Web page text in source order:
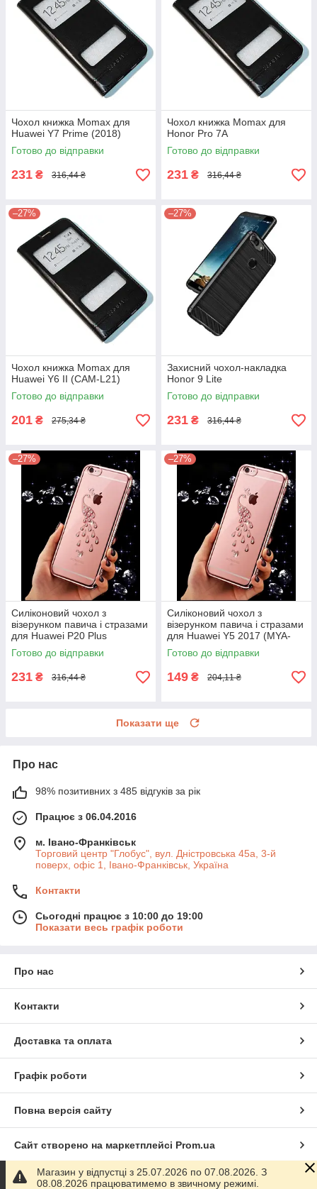
Чохол книжка Momax для
Huawei Y7 Prime (2018)
Готово до відправки
231 ₴ 316,44 ₴
Чохол книжка Momax для
Honor Pro 7A
Готово до відправки
231 ₴ 316,44 ₴
–27%
Чохол книжка Momax для
Huawei Y6 II (CAM-L21)
Готово до відправки
201 ₴ 275,34 ₴
–27%
Захисний чохол-накладка
Honor 9 Lite
Готово до відправки
231 ₴ 316,44 ₴
–27%
Силіконовий чохол з
візерунком павича і стразами
для Huawei P20 Plus
Готово до відправки
231 ₴ 316,44 ₴
–27%
Силіконовий чохол з
візерунком павича і стразами
для Huawei Y5 2017 (MYA-
U29)
Готово до відправки
149 ₴ 204,11 ₴
Показати ще
Про нас
98% позитивних з 485 відгуків за рік
Працює з 06.04.2016
м. Івано-Франківськ
Торговий центр "Глобус", вул. Дністровська 45а, 3-й
поверх, офіс 1, Івано-Франківськ, Україна
Контакти
Сьогодні працює з 10:00 до 19:00
Показати весь графік роботи
Про нас
Контакти
Доставка та оплата
Графік роботи
Повна версія сайту
Сайт створено на маркетплейсі Prom.ua
Політика конфіденційності
Магазин у відпустці з 25.07.2026 по 07.08.2026. З
08.08.2026 працюватимемо в звичному режимі.